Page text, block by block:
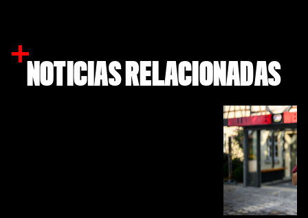
NOTICIAS RELACIONADAS